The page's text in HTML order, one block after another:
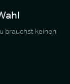
brauchst keinen